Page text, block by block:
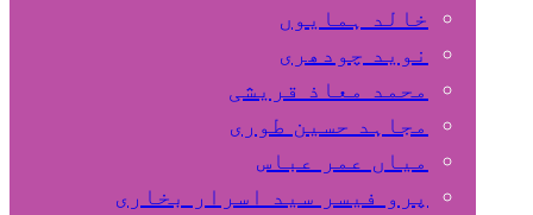
خالد ہمایوں
نوید چودھری
محمد معاذ قریشی
مجاہد حسین طوری
میاں عمر عباس
پرو فیسر سید اسرار بخاری